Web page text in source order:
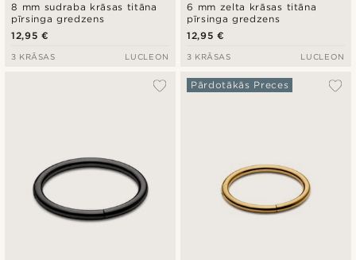
8 mm sudraba krāsas titāna
pīrsinga gredzens
12,95 €
3 KRĀSAS LUCLEON
6 mm zelta krāsas titāna
pīrsinga gredzens
12,95 €
3 KRĀSAS LUCLEON
Pārdotākās Preces